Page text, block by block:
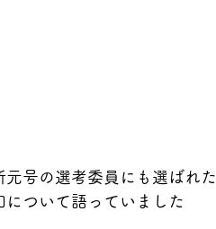
元号の選考委員にも選ばれた
について語っていました